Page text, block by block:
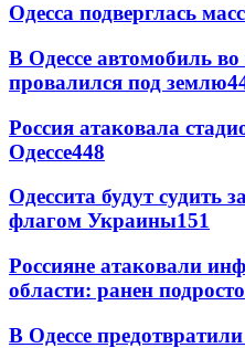
Одесса подверглась
В Одессе автомобиль
провалился под землю
Россия атаковала
Одессе448
Одессита будут судить
флагом Украины151
Россияне атаковали
области: ранен
В Одессе